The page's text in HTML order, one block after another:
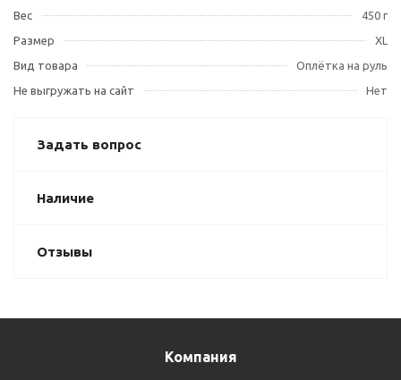
Вес
450 г
Размер
XL
Вид товара
Оплётка на руль
Не выгружать на сайт
Нет
Задать вопрос
Наличие
Отзывы
Компания